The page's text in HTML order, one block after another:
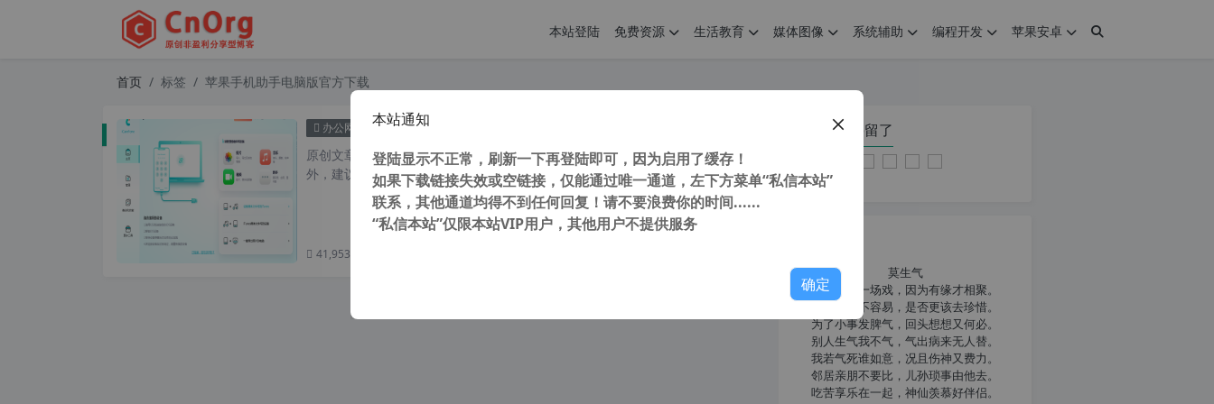
本站登陆 免费资源 生活教育 媒体图像 系统辅助 编程开发 苹果安卓
首页 标签 苹果手机助手电脑版官方下载
办公网络 Tenorshare iCareFone v8.5.5.1 中文破解版 苹果手机助手 苹果ios修复工具 iPhone资料转移神器
原创文章，转载请注明： 转载自 cnorg.12hp.de 注意： 由于网站空间位于国
外，建议避开晚上的访问高...
41,953 次浏览
您在本页停留了
莫生气
人生就像一场戏，因为有缘才相聚。
相扶到老不容易，是否更该去珍惜。
为了小事发脾气，回头想想又何必。
别人生气我不气，气出病来无人替。
我若气死谁如意，况且伤神又费力。
邻居亲朋不要比，儿孙琐事由他去。
吃苦享乐在一起，神仙羡慕好伴侣。
本站通知
登陆显示不正常，刷新一下再登陆即可，因为启用了缓存！
如果下载链接失效或空链接，仅能通过唯一通道，左下方菜单“私信本站”
联系，其他通道均得不到任何回复！请不要浪费你的时间......
“私信本站”仅限本站VIP用户，其他用户不提供服务
确定